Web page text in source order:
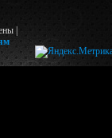
|